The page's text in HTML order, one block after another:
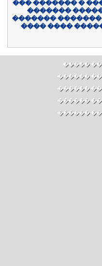
��� ������� �
�������
������� �������
������ ����
������
������
������
������
������